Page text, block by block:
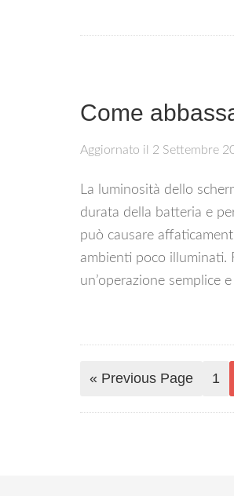
Come
Aggiornato il 2 Settembre
La luminosità dello
durata della batteria e
può causare
ambienti poco illuminati.
un’operazione semplice
« Previous Page 1